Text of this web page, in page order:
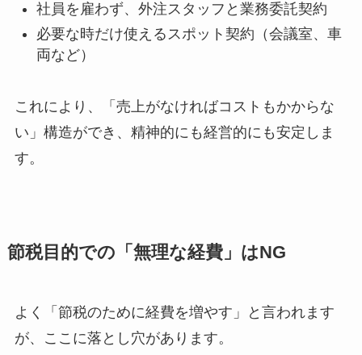
社員を雇わず、外注スタッフと業務委託契約
必要な時だけ使えるスポット契約（会議室、車
両など）
これにより、「売上がなければコストもかからな
い」構造ができ、精神的にも経営的にも安定しま
す。
節税目的での「無理な経費」はNG
よく「節税のために経費を増やす」と言われます
が、ここに落とし穴があります。